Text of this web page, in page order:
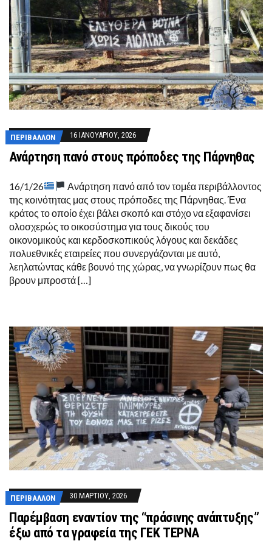
ΠΕΡΙΒΆΛΛΟΝ 16 ΙΑΝΟΥΑΡΊΟΥ, 2026
Ανάρτηση πανό στους πρόποδες της Πάρνηθας
16/1/26
Ανάρτηση πανό από τον τομέα περιβάλλοντος
της κοινότητας μας στους πρόποδες της Πάρνηθας. Ένα
κράτος το οποίο έχει βάλει σκοπό και στόχο να εξαφανίσει
ολοσχερώς το οικοσύστημα για τους δικούς του
οικονομικούς και κερδοσκοπικούς λόγους και δεκάδες
πολυεθνικές εταιρείες που συνεργάζονται με αυτό,
λεηλατώντας κάθε βουνό της χώρας, να γνωρίζουν πως θα
βρουν μπροστά […]
ΠΕΡΙΒΆΛΛΟΝ 30 ΜΑΡΤΊΟΥ, 2026
Παρέμβαση εναντίον της “πράσινης ανάπτυξης”
έξω από τα γραφεία της ΓΕΚ ΤΕΡΝΑ